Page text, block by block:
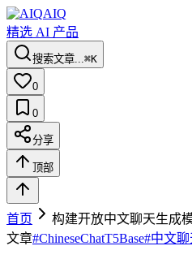
AIQ
精选 AI 产品
搜索文章...⌘K
0
0
分享
顶部
首页
构建开放中文聊天生成
文章#ChineseChatT5Base#中文